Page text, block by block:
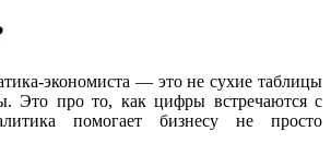
экономиста — это не сухие таблицы
Это про то, как цифры встречаются с
помогает бизнесу не просто